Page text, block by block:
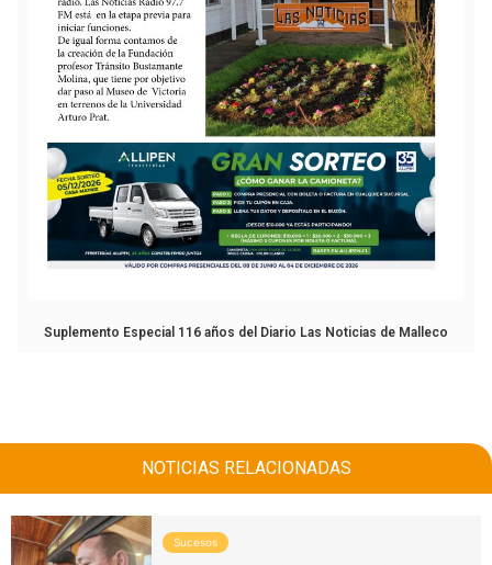
Suplemento Especial 116 años del Diario Las Noticias de Malleco
NOTICIAS RELACIONADAS
Sucesos